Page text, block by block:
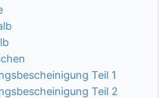
Teil 1
Teil 2